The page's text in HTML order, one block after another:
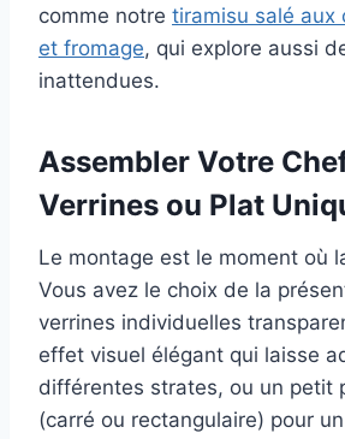
comme notre tiramisu salé aux
et fromage, qui explore aussi
inattendues.
Assembler Votre
Verrines ou Plat
Le montage est le moment où
Vous avez le choix de la
verrines individuelles
effet visuel élégant qui laisse
différentes strates, ou un petit
(carré ou rectangulaire) pour